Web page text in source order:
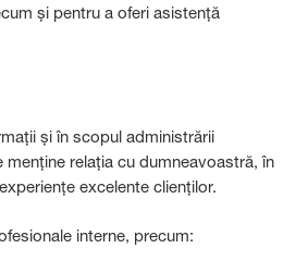
și pentru a oferi asistență
și în scopul administrării
menține relația cu dumneavoastră, în
excelente clienților.
interne, precum: